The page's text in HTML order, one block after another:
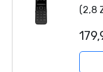
(2,8